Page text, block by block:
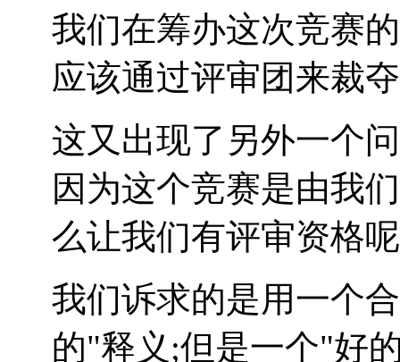
我们在筹办这次竞赛
应该通过评审团来裁
这又出现了另外一个
因为这个竞赛是由我
么让我们有评审资格
我们诉求的是用一个
的"释义;但是一个"好